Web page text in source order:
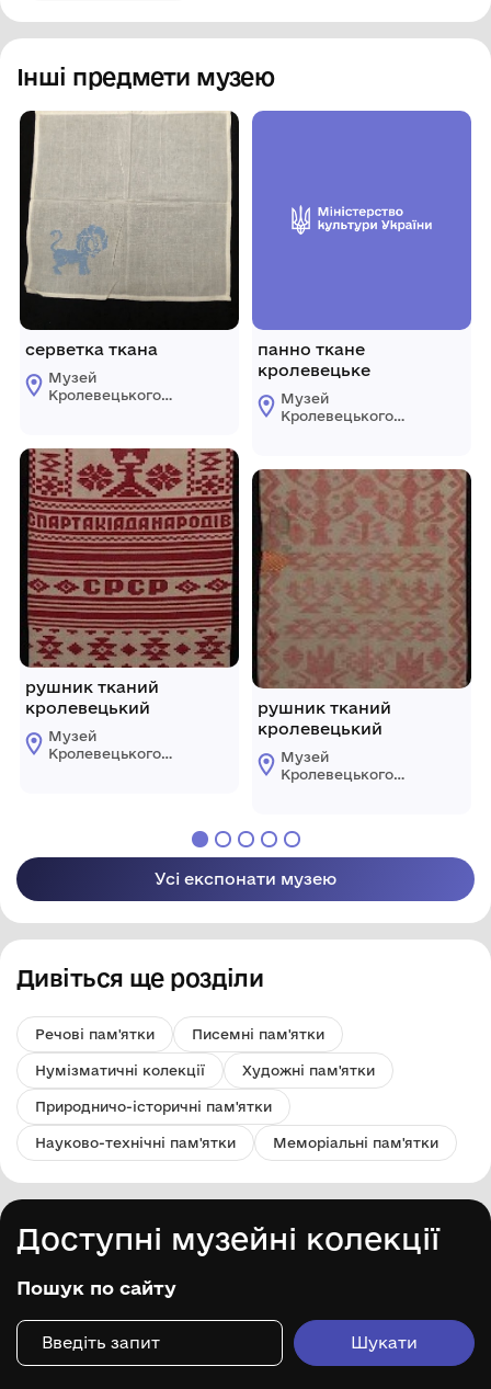
Інші предмети музею
серветка ткана
Музей
Кролевецького
міської ради
рушник тканий
кролевецький
Музей
Кролевецького
панно ткане
кролевецьке
Музей
Кролевецького
міської ради
рушник тканий
кролевецький
Музей
Кролевецького
Усі експонати музею
Дивіться ще розділи
Речові пам'ятки Писемні пам'ятки
Нумізматичні колекції Художні пам'ятки
Природничо-історичні пам'ятки
Науково-технічні пам'ятки Меморіальні пам'ятки
Доступні музейні колекції
Пошук по сайту